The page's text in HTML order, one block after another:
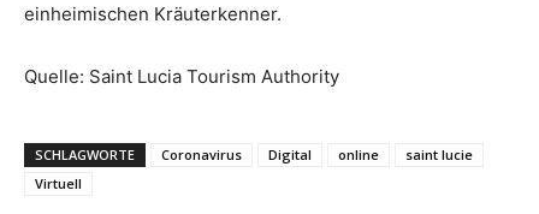
einheimischen Kräuterkenner.
Quelle: Saint Lucia Tourism Authority
SCHLAGWORTE Coronavirus Digital online
saint lucie
Virtuell